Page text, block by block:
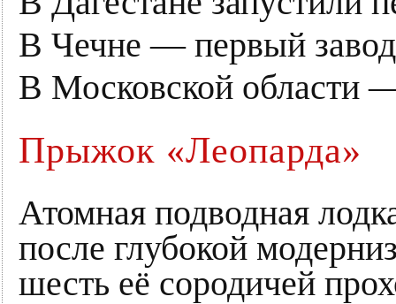
В Чечне — первый завод
В Московской области
Прыжок «Леопарда»
Атомная подводная
после глубокой
шесть её сородичей